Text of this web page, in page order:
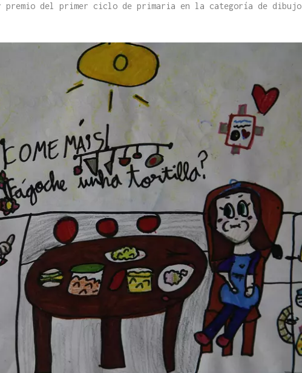
premio del primer ciclo de primaria en la categoría de dibujo